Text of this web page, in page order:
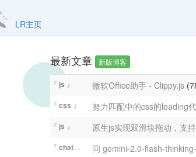
LR主页
最新文章 新版博客
『 js 』 微软Office助手 - Clippy.js
『 css 』 努力匹配中的css的loading
『 js 』 原生js实现双滑块拖动，支
『 chatGPT 』
问 gemini-2.0-flash-